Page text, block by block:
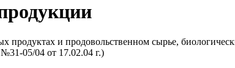
продуктах и продовольственном сырье,
05/04 от 17.02.04 г.)